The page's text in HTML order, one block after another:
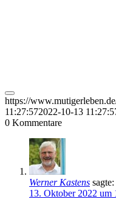
https://
11:27:572022-10-13
0 Kommentare
Werner Kastens sagte:
13. Oktober 2022 um